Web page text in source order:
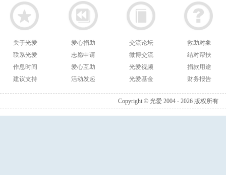
关于光爱
联系光爱
作息时间
建议支持
爱心捐助
志愿申请
爱心互助
活动发起
交流论坛
微博交流
光爱视频
光爱基金
救助对象
结对帮扶
捐款用途
财务报告
Copyright © 光爱 2004 - 2026 版权所有